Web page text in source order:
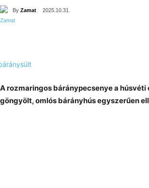
By Zamat 2025.10.31.
A rozmaringos báránypecsenye a
göngyölt, omlós bárányhús egyszerűen